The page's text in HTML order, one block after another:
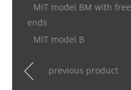
MIT model BM with free
ends
MIT model B
previous product